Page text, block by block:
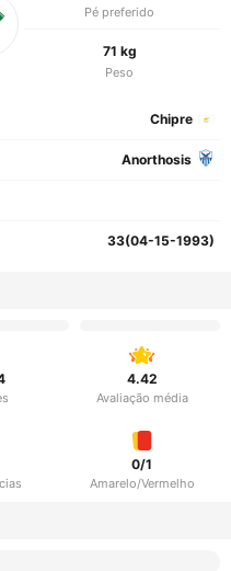
Pé preferido
71 kg
Peso
Chipre
Anorthosis
33(04-15-1993)
4.42
Avaliação média
0/1
Amarelo/Vermelho